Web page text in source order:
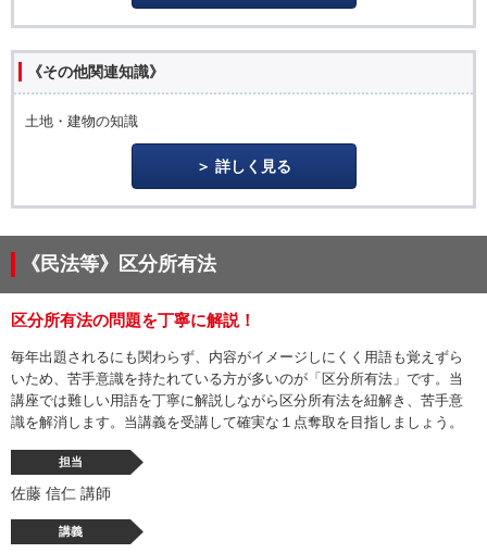
《その他関連知識》
土地・建物の知識
詳しく見る
《民法等》区分所有法
区分所有法の問題を丁寧に解説！
毎年出題されるにも関わらず、内容がイメージしにくく用語も覚えずら
いため、苦手意識を持たれている方が多いのが「区分所有法」です。当
講座では難しい用語を丁寧に解説しながら区分所有法を紐解き、苦手意
識を解消します。当講義を受講して確実な１点奪取を目指しましょう。
担当
佐藤 信仁 講師
講義